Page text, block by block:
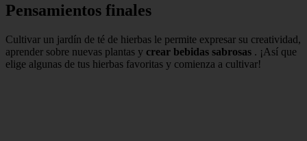
Pensamientos finales
Cultivar un jardín de té de hierbas le permite expresar su creatividad,
aprender sobre nuevas plantas y crear bebidas sabrosas . ¡Así que
elige algunas de tus hierbas favoritas y comienza a cultivar!